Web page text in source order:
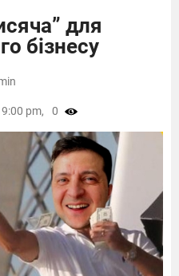
для
бізнесу
pm, 0